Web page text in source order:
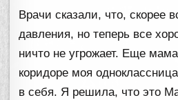
Врачи сказали, что, скорее
давления, но теперь все
ничто не угрожает. Еще
коридоре моя
в себя. Я решила, что это